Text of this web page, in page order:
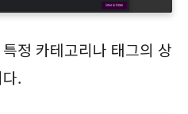
정 카테고리나 태그의 상
.